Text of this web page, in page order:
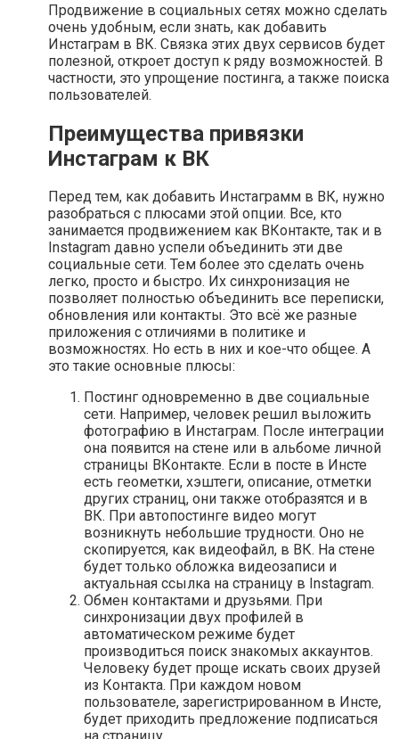
Продвижение в социальных сетях можно сделать
очень удобным, если знать, как добавить
Инстаграм в ВК. Связка этих двух сервисов будет
полезной, откроет доступ к ряду возможностей. В
частности, это упрощение постинга, а также поиска
пользователей.
Преимущества привязки
Инстаграм к ВК
Перед тем, как добавить Инстаграмм в ВК, нужно
разобраться с плюсами этой опции. Все, кто
занимается продвижением как ВКонтакте, так и в
Instagram давно успели объединить эти две
социальные сети. Тем более это сделать очень
легко, просто и быстро. Их синхронизация не
позволяет полностью объединить все переписки,
обновления или контакты. Это всё же разные
приложения с отличиями в политике и
возможностях. Но есть в них и кое-что общее. А
это такие основные плюсы:
Постинг одновременно в две социальные
сети. Например, человек решил выложить
фотографию в Инстаграм. После интеграции
она появится на стене или в альбоме личной
страницы ВКонтакте. Если в посте в Инсте
есть геометки, хэштеги, описание, отметки
других страниц, они также отобразятся и в
ВК. При автопостинге видео могут
возникнуть небольшие трудности. Оно не
скопируется, как видеофайл, в ВК. На стене
будет только обложка видеозаписи и
актуальная ссылка на страницу в Instagram.
Обмен контактами и друзьями. При
синхронизации двух профилей в
автоматическом режиме будет
производиться поиск знакомых аккаунтов.
Человеку будет проще искать своих друзей
из Контакта. При каждом новом
пользователе, зарегистрированном в Инсте,
будет приходить предложение подписаться